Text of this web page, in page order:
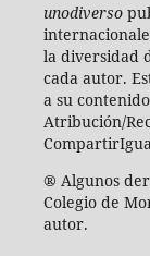
unodiverso
la diversidad
cada autor.
a su
Atribución/
® Algunos
Colegio de
autor.